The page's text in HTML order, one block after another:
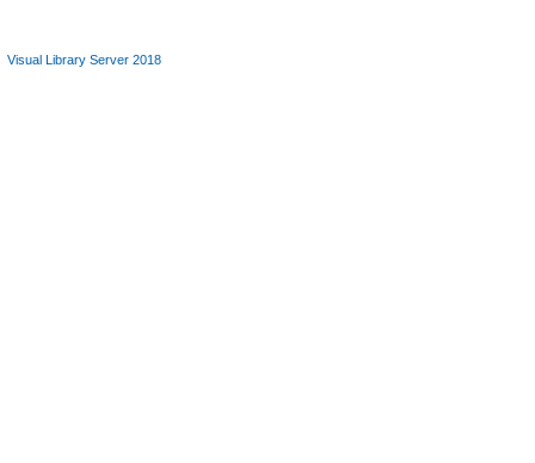
Visual Library Server 2018